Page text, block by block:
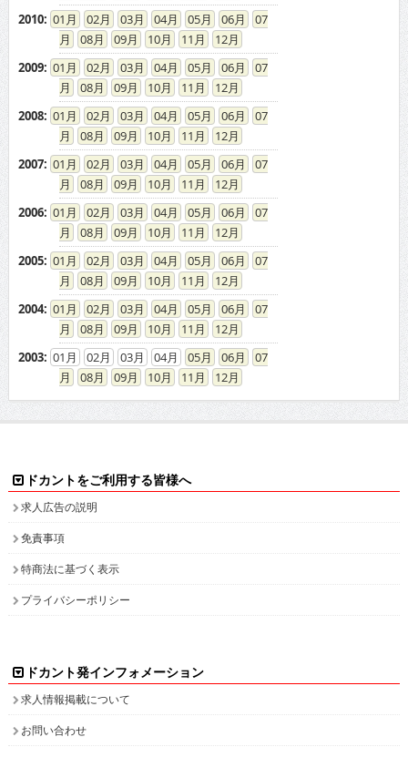
2010: 01 02 03 04 05 06
07
08
09 10 11
12
2009: 01 02 03 04 05 06
07
08
09 10 11
12
2008: 01 02 03 04 05 06
07
08
09 10 11
12
2007: 01 02 03 04 05 06
07
08
09 10 11
12
2006: 01 02 03 04 05 06
07
08
09 10 11
12
2005: 01 02 03 04 05 06
07
08
09 10 11
12
2004: 01 02 03 04 05 06
07
08
09 10 11
12
2003: 01 02 03 04 05 06
07
08
09 10 11 12
ドカントをご利用する皆様へ
求人広告の説明
免責事項
特商法に基づく表示
プライバシーポリシー
ドカント発インフォメーション
求人情報掲載について
お問い合わせ